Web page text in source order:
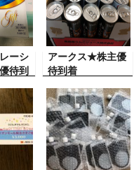
ーシ
待到
アークス★株主優
待到着